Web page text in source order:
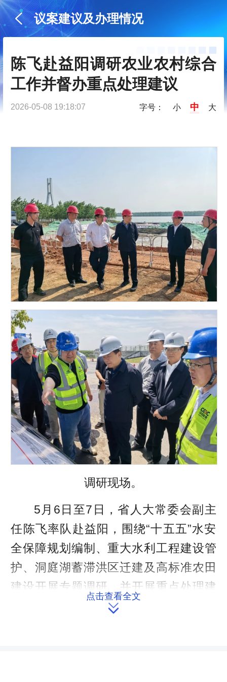
议案建议及办理情况
陈飞赴益阳调研农业农村综合
工作并督办重点处理建议
2026-05-08 19:18:07 字号： 小 中 大
调研现场。
5月6日至7日，省人大常委会副主
任陈飞率队赴益阳，围绕“十五五”水安
全保障规划编制、重大水利工程建设管
护、洞庭湖蓄滞洪区迁建及高标准农田
建设开展专题调研，并开展重点处理建
议督办。实地察看堤防除险加固、蓄滞
点击查看全文
